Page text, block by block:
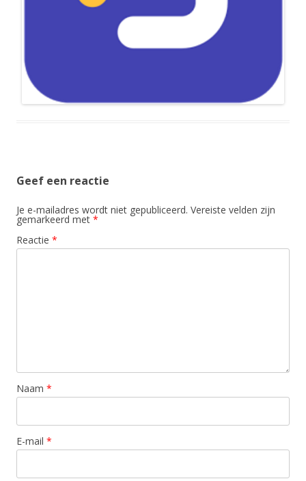
Geef een reactie
Je e-mailadres wordt niet gepubliceerd. Vereiste velden zijn
gemarkeerd met *
Reactie *
Naam *
E-mail *